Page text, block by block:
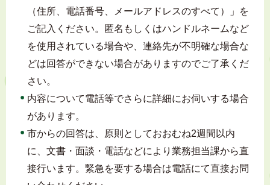
（住所、電話番号、メールアドレスのすべて）」を
ご記入ください。匿名もしくはハンドルネームなど
を使用されている場合や、連絡先が不明確な場合な
どは回答ができない場合がありますのでご了承くだ
さい。
内容について電話等でさらに詳細にお伺いする場合
があります。
市からの回答は、原則としておおむね2週間以内
に、文書・面談・電話などにより業務担当課から直
接行います。緊急を要する場合は電話にて直接お問